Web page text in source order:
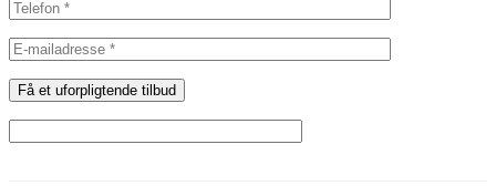
Få et uforpligtende tilbud